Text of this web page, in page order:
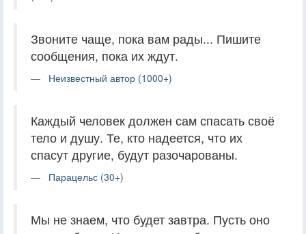
Звоните чаще, пока вам рады... Пишите
сообщения, пока их ждут.
Неизвестный автор (1000+)
Каждый человек должен сам спасать своё
тело и душу. Те, кто надеется, что их
спасут другие, будут разочарованы.
Парацельс (30+)
Мы не знаем, что будет завтра. Пусть оно